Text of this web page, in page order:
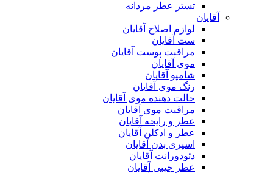
تستر عطر مردانه
آقایان
لوازم اصلاح آقایان
ست آقایان
مراقبت پوست آقایان
موی آقایان
شامپو آقایان
رنگ موی آقایان
حالت دهنده موی آقایان
مراقبت موی آقایان
عطر و رایحه آقایان
عطر و ادکلن آقایان
اسپری بدن آقایان
دئودورانت آقایان
عطر جیبی آقایان